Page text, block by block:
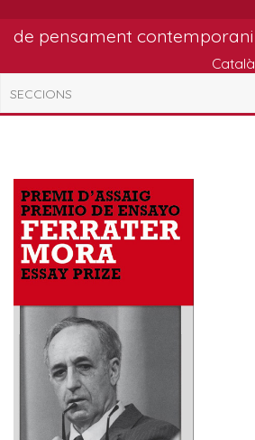
de pensament contemporani
Català
SECCIONS